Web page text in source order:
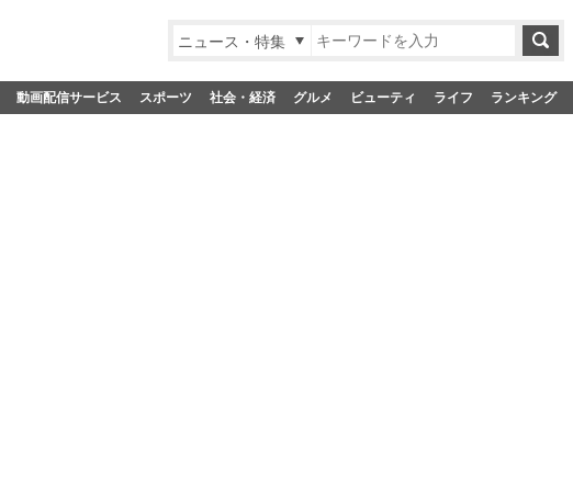
ニュース・特集
動画配信サービス スポーツ 社会・経済 グルメ ビューティ ライフ ランキング